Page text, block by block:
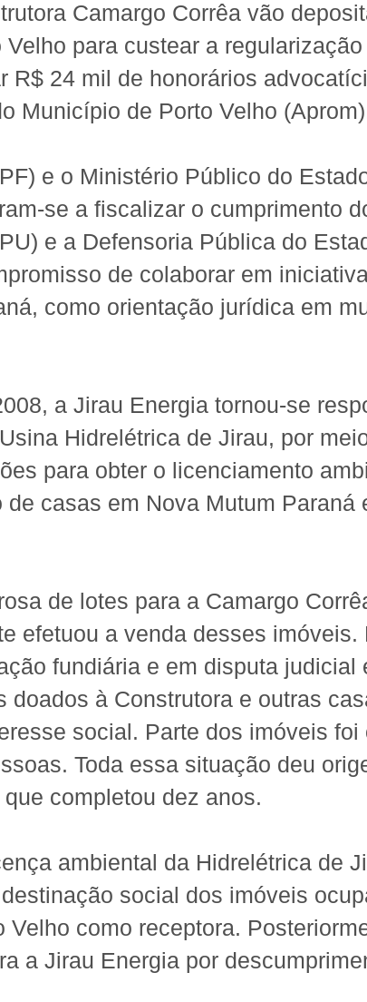
Camargo Corrêa vão
para custear a
R$ 24 mil de honorários
Município de Porto Velho
e o Ministério Público do
se a fiscalizar o cumprimento
e a Defensoria Pública do
de colaborar em
como orientação jurídica em
a Jirau Energia tornou-se
Hidrelétrica de Jirau, por
para obter o licenciamento
casas em Nova Mutum Paraná
de lotes para a Camargo
efetuou a venda desses imóveis.
fundiária e em disputa judicial
à Construtora e outras
social. Parte dos imóveis foi
Toda essa situação deu
completou dez anos.
ambiental da Hidrelétrica de
social dos imóveis
Velho como receptora.
a Jirau Energia por